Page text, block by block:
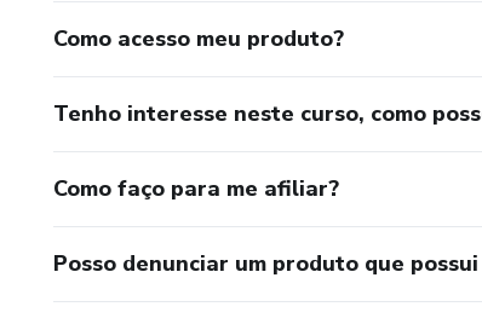
Como acesso meu produto?
Tenho interesse neste curso, como
Como faço para me afiliar?
Posso denunciar um produto que